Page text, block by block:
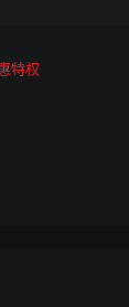
特权